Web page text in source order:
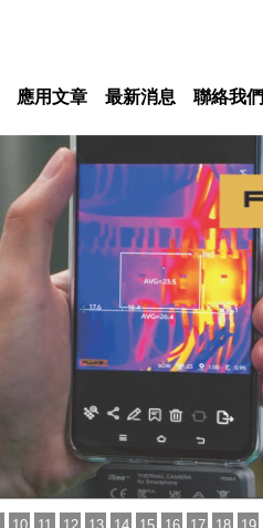
應用文章 最新消息 聯絡我們